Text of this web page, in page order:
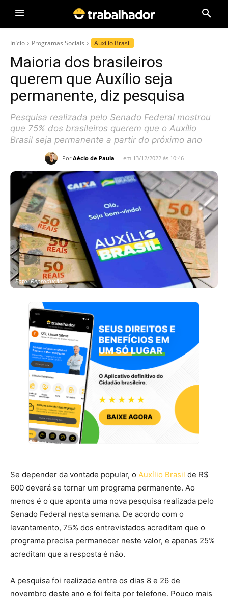
Início Programas Sociais Auxílio Brasil
Maioria dos brasileiros
querem que Auxílio seja
permanente, diz pesquisa
Pesquisa realizada pelo Senado Federal mostrou
que 75% dos brasileiros querem que o Auxílio
Brasil seja permanente a partir do próximo ano
Por Aécio de Paula em 13/12/2022 às 10:46
Foto: Reprodução
Se depender da vontade popular, o Auxílio Brasil de R$
600 deverá se tornar um programa permanente. Ao
menos é o que aponta uma nova pesquisa realizada pelo
Senado Federal nesta semana. De acordo com o
levantamento, 75% dos entrevistados acreditam que o
programa precisa permanecer neste valor, e apenas 25%
acreditam que a resposta é não.
A pesquisa foi realizada entre os dias 8 e 26 de
novembro deste ano e foi feita por telefone. Pouco mais